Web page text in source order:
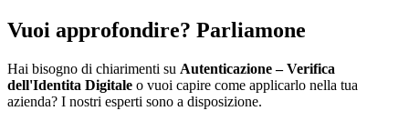
Vuoi approfondire? Parliamone
Hai bisogno di chiarimenti su Autenticazione – Verifica
dell'Identita Digitale o vuoi capire come applicarlo nella tua
azienda? I nostri esperti sono a disposizione.